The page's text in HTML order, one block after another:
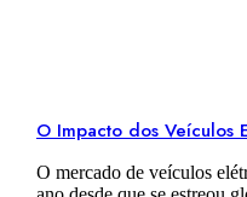
O Impacto dos Veículos
O mercado de veículos